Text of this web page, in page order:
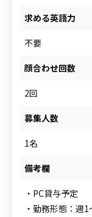
求める英語力
不要
顔合わせ回数
2回
募集人数
1名
備考欄
・PC貸与予定
・勤務形態：週